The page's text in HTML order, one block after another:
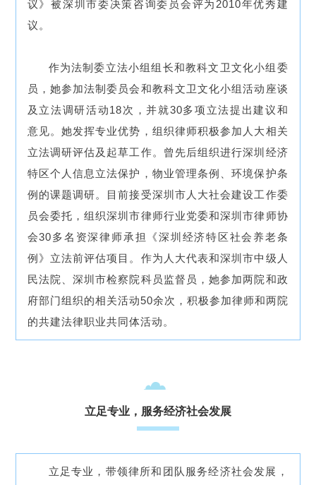
议》被深圳市委决策咨询委员会评为2010年优秀建
议。
作为法制委立法小组组长和教科文卫文化小组委
员，她参加法制委员会和教科文卫文化小组活动座谈
及立法调研活动18次，并就30多项立法提出建议和
意见。她发挥专业优势，组织律师积极参加人大相关
立法调研评估及起草工作。曾先后组织进行深圳经济
特区个人信息立法保护，物业管理条例、环境保护条
例的课题调研。目前接受深圳市人大社会建设工作委
员会委托，组织深圳市律师行业党委和深圳市律师协
会30多名资深律师承担《深圳经济特区社会养老条
例》立法前评估项目。作为人大代表和深圳市中级人
民法院、深圳市检察院科员监督员，她参加两院和政
府部门组织的相关活动50余次，积极参加律师和两院
的共建法律职业共同体活动。
立足专业，服务经济社会发展
立足专业，带领律所和团队服务经济社会发展，